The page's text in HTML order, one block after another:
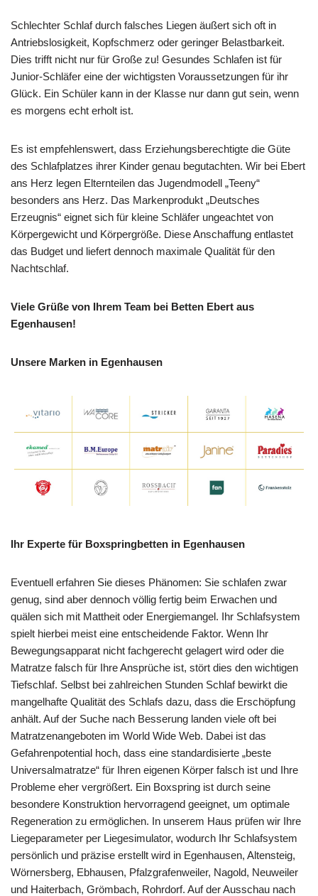
Schlechter Schlaf durch falsches Liegen äußert sich oft in
Antriebslosigkeit, Kopfschmerz oder geringer Belastbarkeit.
Dies trifft nicht nur für Große zu! Gesundes Schlafen ist für
Junior-Schläfer eine der wichtigsten Voraussetzungen für ihr
Glück. Ein Schüler kann in der Klasse nur dann gut sein, wenn
es morgens echt erholt ist.
Es ist empfehlenswert, dass Erziehungsberechtigte die Güte
des Schlafplatzes ihrer Kinder genau begutachten. Wir bei Ebert
ans Herz legen Elternteilen das Jugendmodell „Teeny“
besonders ans Herz. Das Markenprodukt „Deutsches
Erzeugnis“ eignet sich für kleine Schläfer ungeachtet von
Körpergewicht und Körpergröße. Diese Anschaffung entlastet
das Budget und liefert dennoch maximale Qualität für den
Nachtschlaf.
Viele Grüße von Ihrem Team bei Betten Ebert aus
Egenhausen!
Unsere Marken in Egenhausen
Ihr Experte für Boxspringbetten in Egenhausen
Eventuell erfahren Sie dieses Phänomen: Sie schlafen zwar
genug, sind aber dennoch völlig fertig beim Erwachen und
quälen sich mit Mattheit oder Energiemangel. Ihr Schlafsystem
spielt hierbei meist eine entscheidende Faktor. Wenn Ihr
Bewegungsapparat nicht fachgerecht gelagert wird oder die
Matratze falsch für Ihre Ansprüche ist, stört dies den wichtigen
Tiefschlaf. Selbst bei zahlreichen Stunden Schlaf bewirkt die
mangelhafte Qualität des Schlafs dazu, dass die Erschöpfung
anhält. Auf der Suche nach Besserung landen viele oft bei
Matratzenangeboten im World Wide Web. Dabei ist das
Gefahrenpotential hoch, dass eine standardisierte „beste
Universalmatratze“ für Ihren eigenen Körper falsch ist und Ihre
Probleme eher vergrößert. Ein Boxspring ist durch seine
besondere Konstruktion hervorragend geeignet, um optimale
Regeneration zu ermöglichen. In unserem Haus prüfen wir Ihre
Liegeparameter per Liegesimulator, wodurch Ihr Schlafsystem
persönlich und präzise erstellt wird in Egenhausen, Altensteig,
Wörnersberg, Ebhausen, Pfalzgrafenweiler, Nagold, Neuweiler
und Haiterbach, Grömbach, Rohrdorf. Auf der Ausschau nach